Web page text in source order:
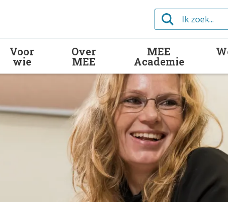
Ik
zoek...
Voor
wie
Over
MEE
MEE
Academie